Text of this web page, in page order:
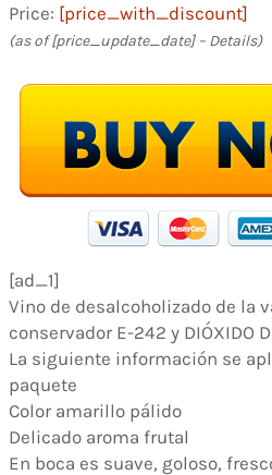
Price: [price_with_discount]
(as of [price_update_date] – Details)
[ad_1]
Vino de desalcoholizado de la
conservador E-242 y DIÓXIDO
La siguiente información se
paquete
Color amarillo pálido
Delicado aroma frutal
En boca es suave, goloso,